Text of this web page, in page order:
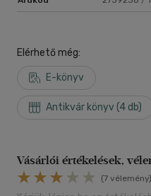
Elérhető még:
E-könyv
Antikvár könyv (4 db)
Vásárlói értékelések,
(7 vélemény)